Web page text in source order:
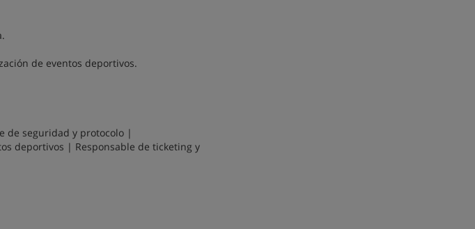
de eventos deportivos.
de seguridad y protocolo |
deportivos | Responsable de ticketing y